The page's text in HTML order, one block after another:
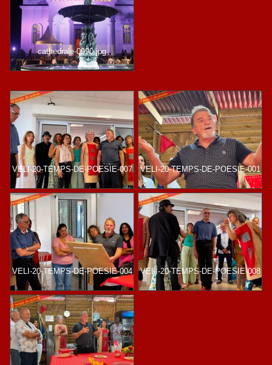
cathedrale-0990.jpg
VELI-20-TEMPS-DE-POESIE-007 VELI-20-TEMPS-DE-POESIE-001
VELI-20-TEMPS-DE-POESIE-004 VELI-20-TEMPS-DE-POESIE-008